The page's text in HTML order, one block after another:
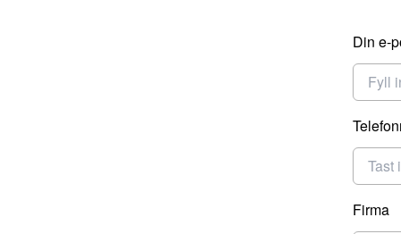
Din e-
Firma